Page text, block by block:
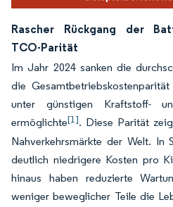
Rascher Rückgang der
TCO-Parität
Im Jahr 2024 sanken die
die
unter günstigen Kraftstoff-
ermöglichte[1]. Diese Parität
Nahverkehrsmärkte der Welt. In
deutlich niedrigere Kosten pro
hinaus haben reduzierte
weniger beweglicher Teile die